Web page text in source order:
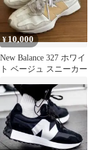
¥ 10,000
New Balance 327 ホワイ
ト ベージュ スニーカー